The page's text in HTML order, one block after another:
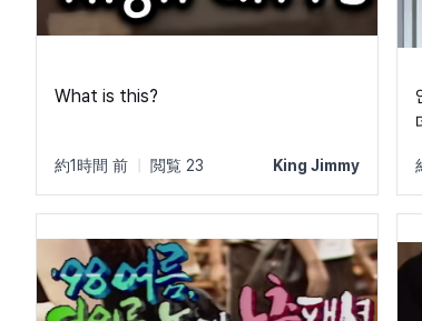
What is this?
約1時間 前 閲覧 23 King Jimmy
데여